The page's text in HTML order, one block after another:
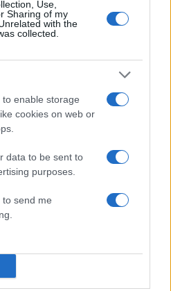
Use,
Sharing of my
with the
collected.
enable storage
cookies on web or
data to be sent to
purposes.
to send me
Ζέστη και
άνεμοι, με ριπές που
«Red Code» σε 6
για κίνδυνο